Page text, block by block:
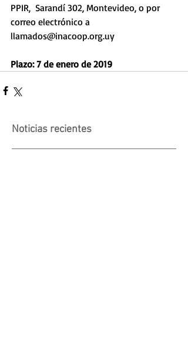
PPIR,  Sarandí 302, Montevideo, o por
correo electrónico a
llamados@inacoop.org.uy
Plazo: 7 de enero de 2019
Noticias recientes